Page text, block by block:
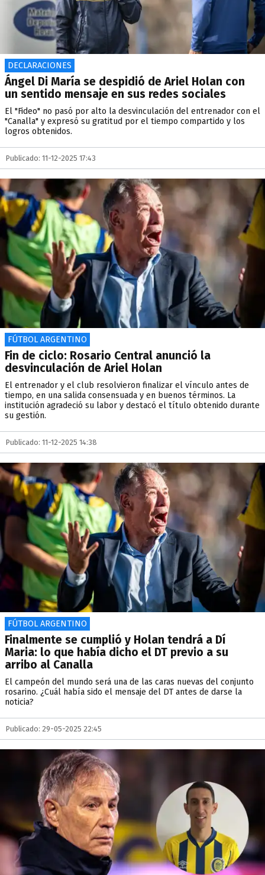
DECLARACIONES
Ángel Di María se despidió de Ariel Holan con
un sentido mensaje en sus redes sociales
El "Fideo" no pasó por alto la desvinculación del entrenador con el
"Canalla" y expresó su gratitud por el tiempo compartido y los
logros obtenidos.
Publicado: 11-12-2025 17:43
FÚTBOL ARGENTINO
Fin de ciclo: Rosario Central anunció la
desvinculación de Ariel Holan
El entrenador y el club resolvieron finalizar el vínculo antes de
tiempo, en una salida consensuada y en buenos términos. La
institución agradeció su labor y destacó el título obtenido durante
su gestión.
Publicado: 11-12-2025 14:38
FÚTBOL ARGENTINO
Finalmente se cumplió y Holan tendrá a Dí
Maria: lo que había dicho el DT previo a su
arribo al Canalla
El campeón del mundo será una de las caras nuevas del conjunto
rosarino. ¿Cuál había sido el mensaje del DT antes de darse la
noticia?
Publicado: 29-05-2025 22:45